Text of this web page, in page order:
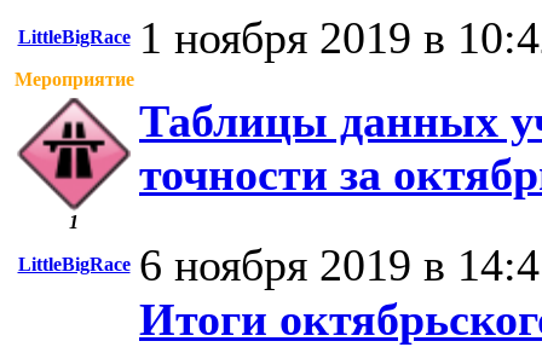
LittleBigRace 1 ноября 2019 в
Мероприятие
1
Таблицы данных
точности за
LittleBigRace 6 ноября 2019 в
Итоги